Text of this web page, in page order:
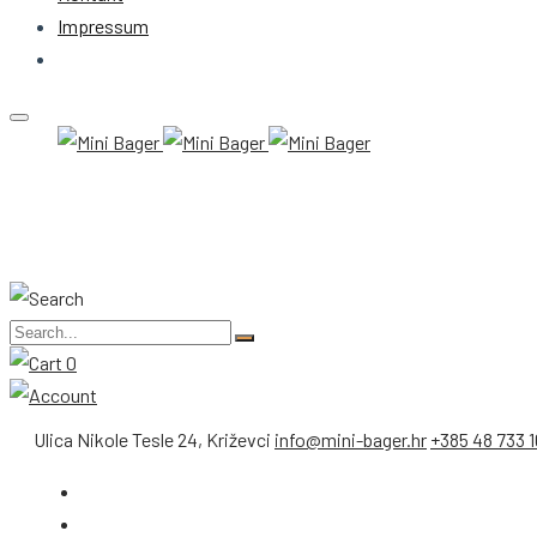
Impressum
0
Ulica Nikole Tesle 24, Križevci info@mini-bager.hr +385 48 733